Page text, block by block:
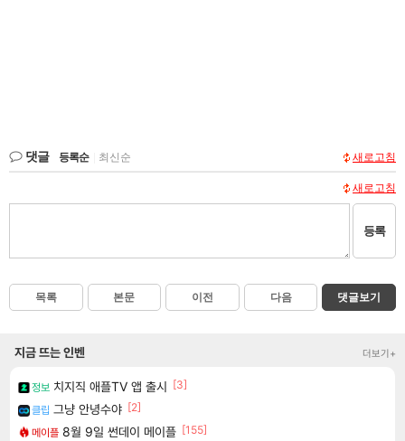
댓글 등록순 최신순 새로고침
새로고침
등록
목록 본문 이전 다음 댓글보기
지금 뜨는 인벤 더보기+
정보 치지직 애플TV 앱 출시 [3]
클립 그냥 안녕수야 [2]
메이플 8월 9일 썬데이 메이플 [155]